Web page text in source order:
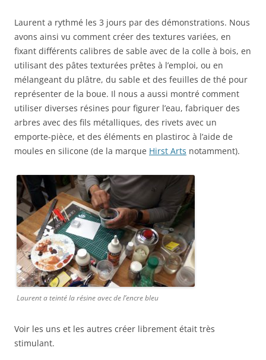
Laurent a rythmé les 3 jours par des démonstrations. Nous
avons ainsi vu comment créer des textures variées, en
fixant différents calibres de sable avec de la colle à bois, en
utilisant des pâtes texturées prêtes à l’emploi, ou en
mélangeant du plâtre, du sable et des feuilles de thé pour
représenter de la boue. Il nous a aussi montré comment
utiliser diverses résines pour figurer l’eau, fabriquer des
arbres avec des fils métalliques, des rivets avec un
emporte-pièce, et des éléments en plastiroc à l’aide de
moules en silicone (de la marque Hirst Arts notamment).
Laurent a teinté la résine avec de l’encre bleu
Voir les uns et les autres créer librement était très
stimulant.